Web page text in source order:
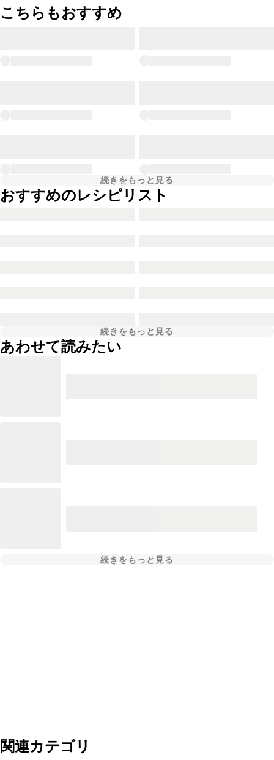
こちらもおすすめ
続きをもっと見る
おすすめのレシピリスト
続きをもっと見る
あわせて読みたい
続きをもっと見る
関連カテゴリ